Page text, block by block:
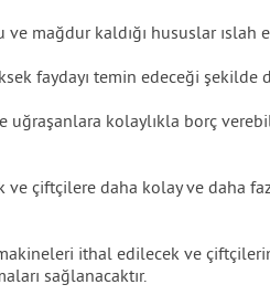
mağdur kaldığı hususlar ıslah
faydayı temin edeceği şekilde
uğraşanlara kolaylıkla borç
ve çiftçilere daha kolay ve daha
ithal edilecek ve
sağlanacaktır.